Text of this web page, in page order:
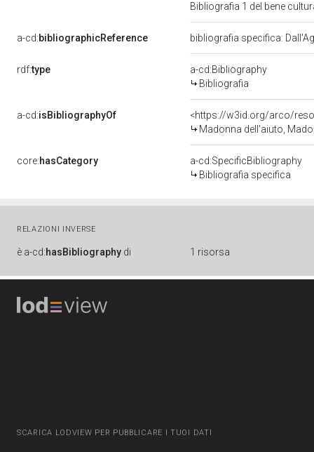
Bibliografia 1 del bene
a-cd:bibliographicReference bibliografia specifica:
rdf:type
a-cd:Bibliography
Bibliografia
a-cd:isBibliographyOf
<https://w3id.org/arco/
Madonna dell'aiuto, Madonna
core:hasCategory
a-cd:SpecificBibliography
Bibliografia specifica
RELAZIONI INVERSE
è a-cd:hasBibliography di 1 risorsa
SCARICA LODVIEW PER PUBBLICARE I TUOI DATI